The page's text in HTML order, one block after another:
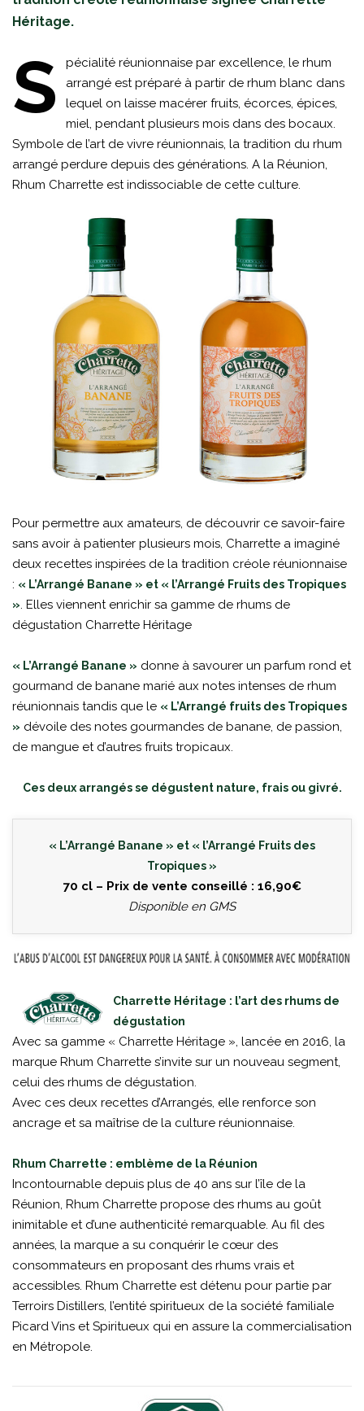
Héritage.
S
pécialité réunionnaise par excellence, le rhum
arrangé est préparé à partir de rhum blanc dans
lequel on laisse macérer fruits, écorces, épices,
miel, pendant plusieurs mois dans des bocaux.
Symbole de l’art de vivre réunionnais, la tradition du rhum
arrangé perdure depuis des générations. A la Réunion,
Rhum Charrette est indissociable de cette culture.
Pour permettre aux amateurs, de découvrir ce savoir-faire
sans avoir à patienter plusieurs mois, Charrette a imaginé
deux recettes inspirées de la tradition créole réunionnaise
: « L’Arrangé Banane » et « l’Arrangé Fruits des Tropiques
». Elles viennent enrichir sa gamme de rhums de
dégustation Charrette Héritage
« L’Arrangé Banane » donne à savourer un parfum rond et
gourmand de banane marié aux notes intenses de rhum
réunionnais tandis que le « L’Arrangé fruits des Tropiques
» dévoile des notes gourmandes de banane, de passion,
de mangue et d’autres fruits tropicaux.
Ces deux arrangés se dégustent nature, frais ou givré.
« L’Arrangé Banane » et « l’Arrangé Fruits des
Tropiques »
70 cl – Prix de vente conseillé : 16,90€
Disponible en GMS
Charrette Héritage : l’art des rhums de
dégustation
Avec sa gamme « Charrette Héritage », lancée en 2016, la
marque Rhum Charrette s’invite sur un nouveau segment,
celui des rhums de dégustation.
Avec ces deux recettes d’Arrangés, elle renforce son
ancrage et sa maîtrise de la culture réunionnaise.
Rhum Charrette : emblème de la Réunion
Incontournable depuis plus de 40 ans sur l’île de la
Réunion, Rhum Charrette propose des rhums au goût
inimitable et d’une authenticité remarquable. Au fil des
années, la marque a su conquérir le cœur des
consommateurs en proposant des rhums vrais et
accessibles. Rhum Charrette est détenu pour partie par
Terroirs Distillers, l’entité spiritueux de la société familiale
Picard Vins et Spiritueux qui en assure la commercialisation
en Métropole.